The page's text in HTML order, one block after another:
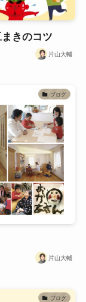
きのコツ
片山大輔
ブログ
片山大輔
ブログ